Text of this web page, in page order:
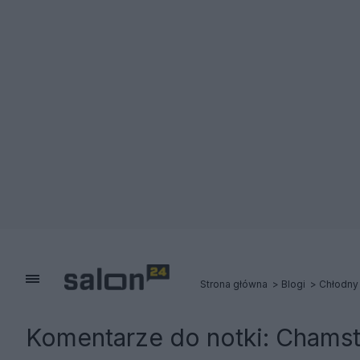
Strona główna Blogi
Komentarze do notki: